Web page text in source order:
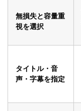
無損失と容量重
視を選択
タイトル・音
声・字幕を指定